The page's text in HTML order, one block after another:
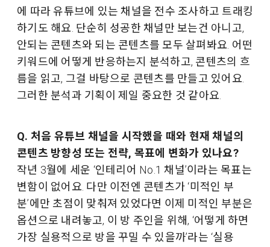
에 따라 유튜브에 있는 채널을 전수 조사하고 트래킹
하기도 해요. 단순히 성공한 채널만 보는건 아니고,
안되는 콘텐츠와 되는 콘텐츠를 모두 살펴봐요. 어떤
키워드에 어떻게 반응하는지 분석하고, 콘텐츠의 흐
름을 읽고, 그걸 바탕으로 콘텐츠를 만들고 있어요.
그러한 분석과 기획이 제일 중요한 것 같아요.
Q. 처음 유튜브 채널을 시작했을 때와 현재 채널의
콘텐츠 방향성 또는 전략, 목표에 변화가 있나요?
작년 3월에 세운 ‘인테리어 No.1 채널’이라는 목표는
변함이 없어요. 다만 이전엔 콘텐츠가 ‘미적인 부
분’에만 초점이 맞춰져 있었다면 이제 미적인 부분은
옵션으로 내려놓고, 이 방 주인을 위해, ‘어떻게 하면
가장 실용적으로 방을 꾸밀 수 있을까’라는 ‘실용